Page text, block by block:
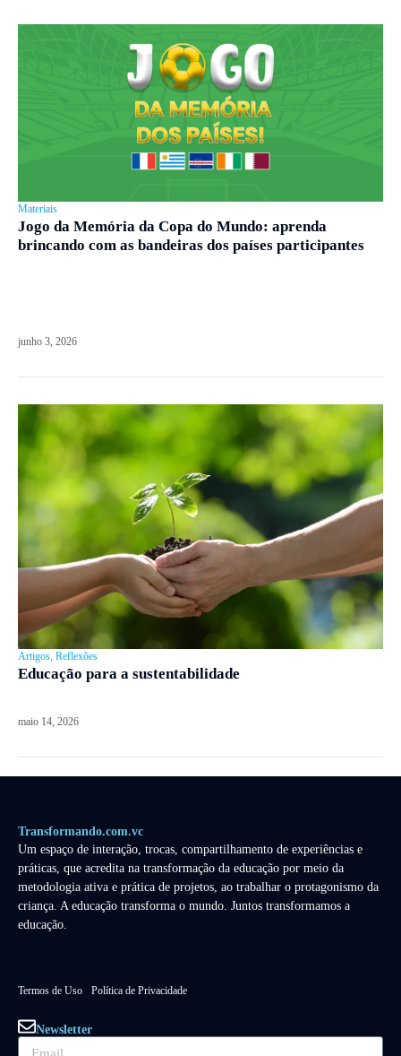
Materiais
Jogo da Memória da Copa do Mundo: aprenda
brincando com as bandeiras dos países participantes
junho 3, 2026
Artigos Reflexões
Educação para a sustentabilidade
maio 14, 2026
Transformando.com.vc
Um espaço de interação, trocas, compartilhamento de experiências e
práticas, que acredita na transformação da educação por meio da
metodologia ativa e prática de projetos, ao trabalhar o protagonismo da
criança. A educação transforma o mundo. Juntos transformamos a
educação.
Termos de Uso Política de Privacidade
Newsletter